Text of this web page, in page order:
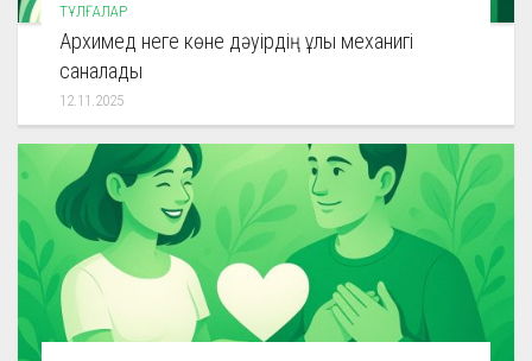
ТҰЛҒАЛАР
Архимед неге көне дәуірдің ұлы механигі
саналады
12.11.2025